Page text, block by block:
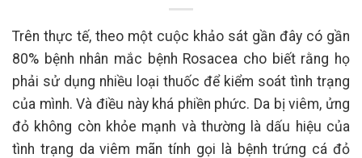
Trên thực tế, theo một cuộc khảo sát gần đây có gần
80% bệnh nhân mắc bệnh Rosacea cho biết rằng họ
phải sử dụng nhiều loại thuốc để kiểm soát tình trạng
của mình. Và điều này khá phiền phức. Da bị viêm, ửng
đỏ không còn khỏe mạnh và thường là dấu hiệu của
tình trạng da viêm mãn tính gọi là bệnh trứng cá đỏ